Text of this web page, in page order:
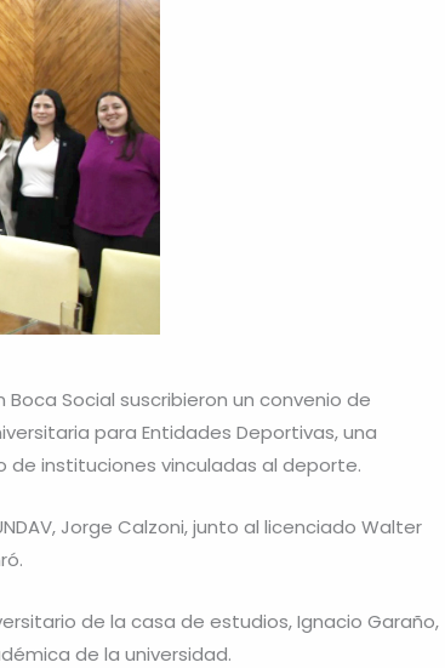
Boca Social suscribieron un convenio de
para Entidades Deportivas, una
instituciones vinculadas al deporte.
Jorge Calzoni, junto al licenciado Walter
de la casa de estudios, Ignacio Garaño,
de la universidad.